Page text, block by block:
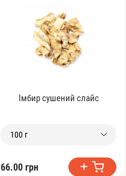
Імбир сушений слайс
100 г
66.00 грн